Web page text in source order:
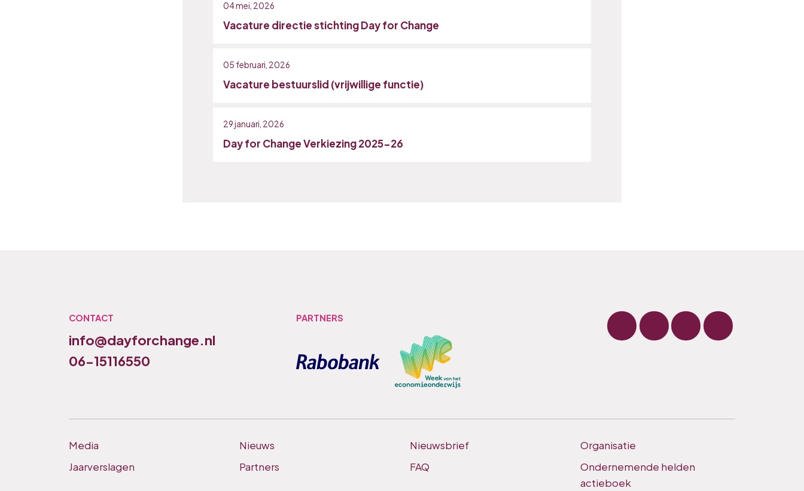
04 mei, 2026
Vacature directie stichting Day for Change
05 februari, 2026
Vacature bestuurslid (vrijwillige functie)
29 januari, 2026
Day for Change Verkiezing 2025-26
CONTACT
info@dayforchange.nl
06-15116550
PARTNERS
Media Nieuws Nieuwsbrief
Organisatie
Jaarverslagen
Partners FAQ
Ondernemende helden
actieboek